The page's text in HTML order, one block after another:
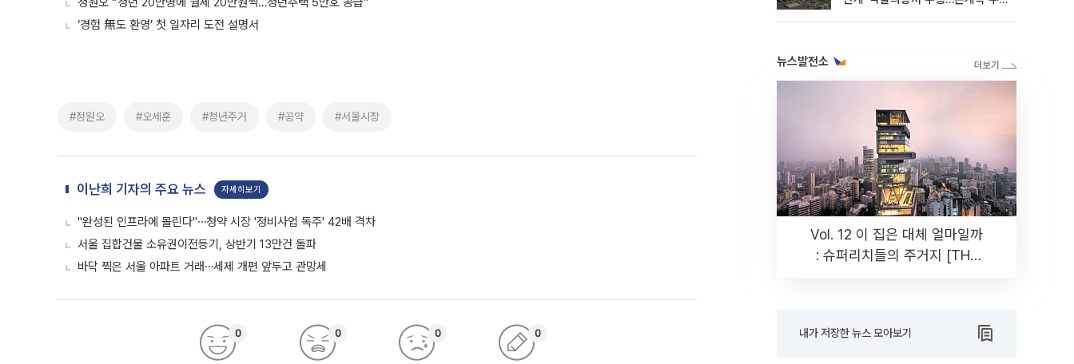
‘경험 無도 환영’ 첫 일자리 도전 설명서
#정원오 #오세훈 #청년주거 #공약 #서울시장
이난희 기자의 주요 뉴스 자세히보기
"완성된 인프라에 몰린다"⋯청약 시장 '정비사업 독주' 42배 격차
서울 집합건물 소유권이전등기, 상반기 13만건 돌파
바닥 찍은 서울 아파트 거래⋯세제 개편 앞두고 관망세
0 0 0 0
뉴스발전소
Vol. 12 이 집은 대체 얼마일까
: 슈퍼리치들의 주거지 [THE
내가 저장한 뉴스 모아보기